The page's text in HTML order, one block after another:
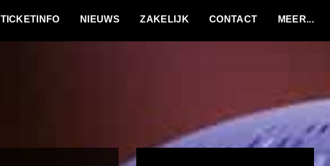
TICKETINFO NIEUWS ZAKELIJK CONTACT